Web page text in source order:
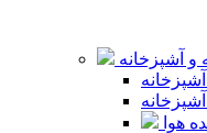
و آشپزخانه
هوا